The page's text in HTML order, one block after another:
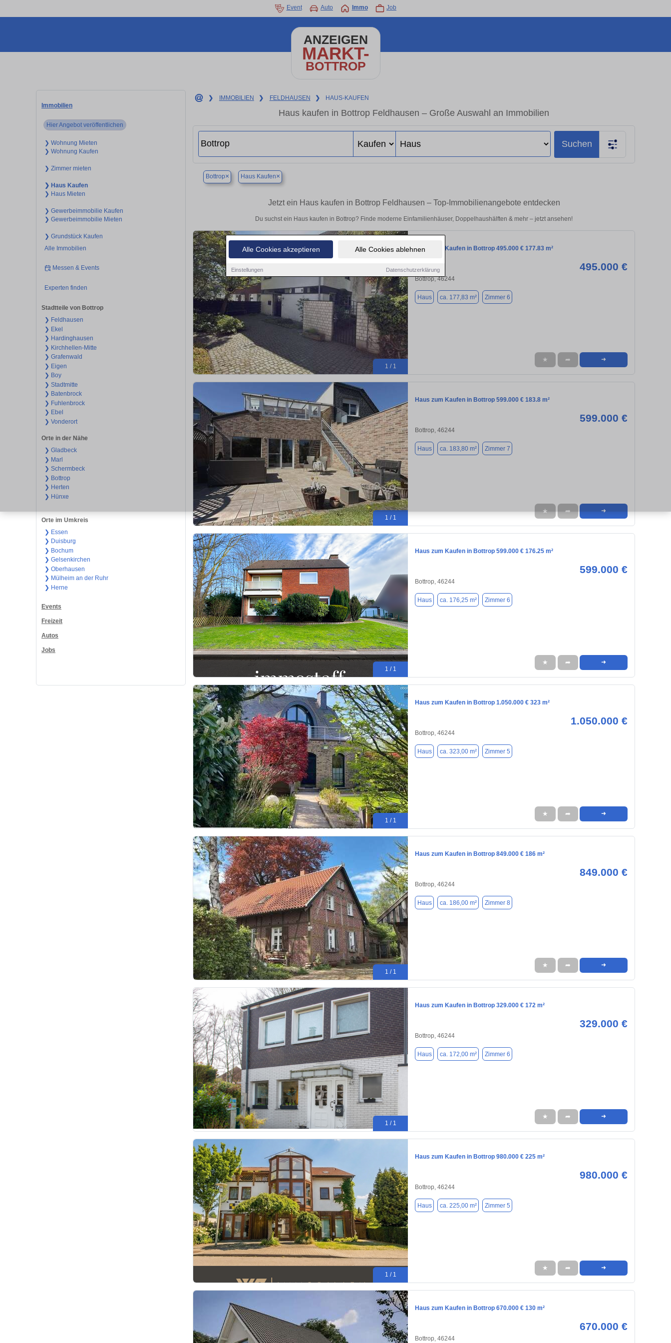
Alle Cookies akzeptieren Alle Cookies ablehnen
Einstellungen Datenschutzerklärung
Event Auto Immo Job
ANZEIGEN
MARKT-
BOTTROP
Immobilien
Hier Angebot veröffentlichen
❯ Wohnung Mieten
❯ Wohnung Kaufen
❯ Zimmer mieten
❯ Haus Kaufen
❯ Haus Mieten
❯ Gewerbeimmobilie Kaufen
❯ Gewerbeimmobilie Mieten
❯ Grundstück Kaufen
Alle Immobilien
Messen & Events
Experten finden
Stadtteile von Bottrop
❯ Feldhausen
❯ Ekel
❯ Hardinghausen
❯ Kirchhellen-Mitte
❯ Grafenwald
❯ Eigen
❯ Boy
❯ Stadtmitte
❯ Batenbrock
❯ Fuhlenbrock
❯ Ebel
❯ Vonderort
Orte in der Nähe
❯ Gladbeck
❯ Marl
❯ Schermbeck
❯ Bottrop
❯ Herten
❯ Hünxe
Orte im Umkreis
❯ Essen
❯ Duisburg
❯ Bochum
❯ Gelsenkirchen
❯ Oberhausen
❯ Mülheim an der Ruhr
❯ Herne
Events
Freizeit
Autos
Jobs
❯ IMMOBILIEN ❯ FELDHAUSEN ❯ HAUS-KAUFEN
Haus kaufen in Bottrop Feldhausen – Große Auswahl an Immobilien
Suchen
Bottrop× Haus Kaufen×
Jetzt ein Haus kaufen in Bottrop Feldhausen – Top-Immobilienangebote entdecken
Du suchst ein Haus kaufen in Bottrop? Finde moderne Einfamilienhäuser, Doppelhaushälften & mehr – jetzt ansehen!
1 / 1
Haus zum Kaufen in Bottrop 495.000 € 177.83 m²
495.000 €
Bottrop, 46244
Haus ca. 177,83 m² Zimmer 6
★ ➦ ➜
1 / 1
Haus zum Kaufen in Bottrop 599.000 € 183.8 m²
599.000 €
Bottrop, 46244
Haus ca. 183,80 m² Zimmer 7
★ ➦ ➜
1 / 1
Haus zum Kaufen in Bottrop 599.000 € 176.25 m²
599.000 €
Bottrop, 46244
Haus ca. 176,25 m² Zimmer 6
★ ➦ ➜
1 / 1
Haus zum Kaufen in Bottrop 1.050.000 € 323 m²
1.050.000 €
Bottrop, 46244
Haus ca. 323,00 m² Zimmer 5
★ ➦ ➜
1 / 1
Haus zum Kaufen in Bottrop 849.000 € 186 m²
849.000 €
Bottrop, 46244
Haus ca. 186,00 m² Zimmer 8
★ ➦ ➜
1 / 1
Haus zum Kaufen in Bottrop 329.000 € 172 m²
329.000 €
Bottrop, 46244
Haus ca. 172,00 m² Zimmer 6
★ ➦ ➜
1 / 1
Haus zum Kaufen in Bottrop 980.000 € 225 m²
980.000 €
Bottrop, 46244
Haus ca. 225,00 m² Zimmer 5
★ ➦ ➜
Haus zum Kaufen in Bottrop 670.000 € 130 m²
670.000 €
Bottrop, 46244